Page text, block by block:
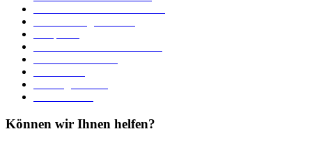
Können wir Ihnen helfen?